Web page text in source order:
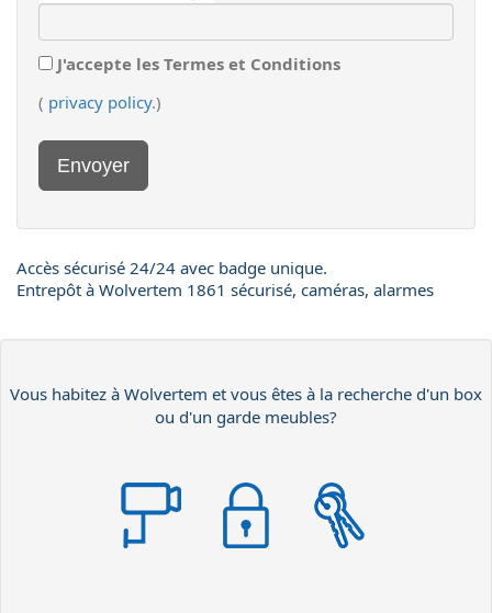
J'accepte les Termes et Conditions
( privacy policy.)
Envoyer
Accès sécurisé 24/24 avec badge unique.
Entrepôt à Wolvertem 1861 sécurisé, caméras, alarmes
Vous habitez à Wolvertem et vous êtes à la recherche d'un box
ou d'un garde meubles?